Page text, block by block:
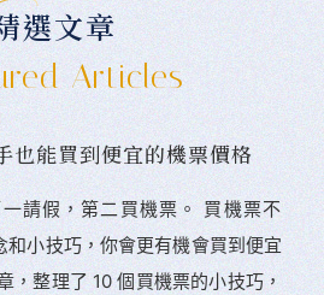
選文章
Articles
也能買到便宜的機票價格
請假，第二買機票。 󠀠買機票不
和小技巧，你會更有機會買到便宜
，整理了 10 個買機票的小技巧，